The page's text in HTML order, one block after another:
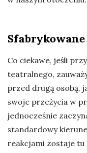
Co ciekawe, jeśli
teatralnego,
przed drugą osobą,
swoje przeżycia w
jednocześnie
standardowy
reakcjami zostaje tu